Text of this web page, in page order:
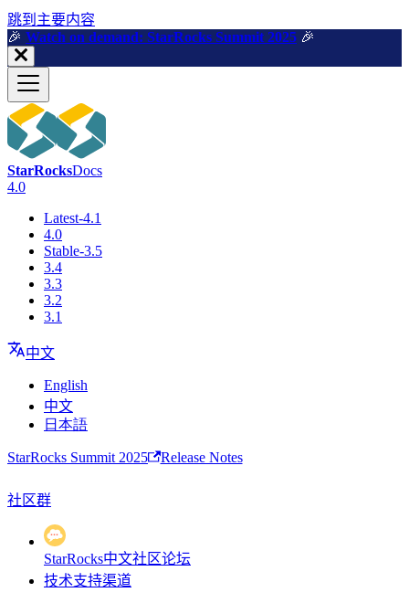
跳到主要内容
🎉️ Watch on demand: StarRocks Summit 2025 🎉️
StarRocksDocs
4.0
Latest-4.1
4.0
Stable-3.5
3.4
3.3
3.2
3.1
中文
English
中文
日本語
StarRocks Summit 2025 Release Notes
社区群
StarRocks中文社区论坛
技术支持渠道